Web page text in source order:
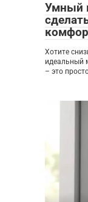
Умный
Хотите
идеальный
– это